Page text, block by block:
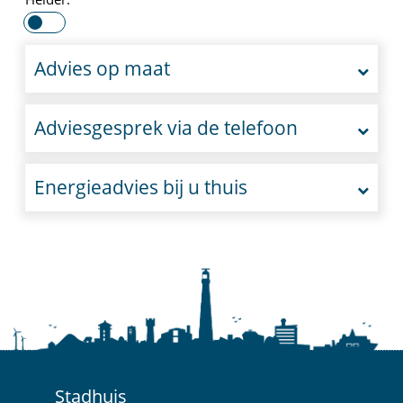
Advies op maat
Adviesgesprek via de telefoon
Energieadvies bij u thuis
Stadhuis